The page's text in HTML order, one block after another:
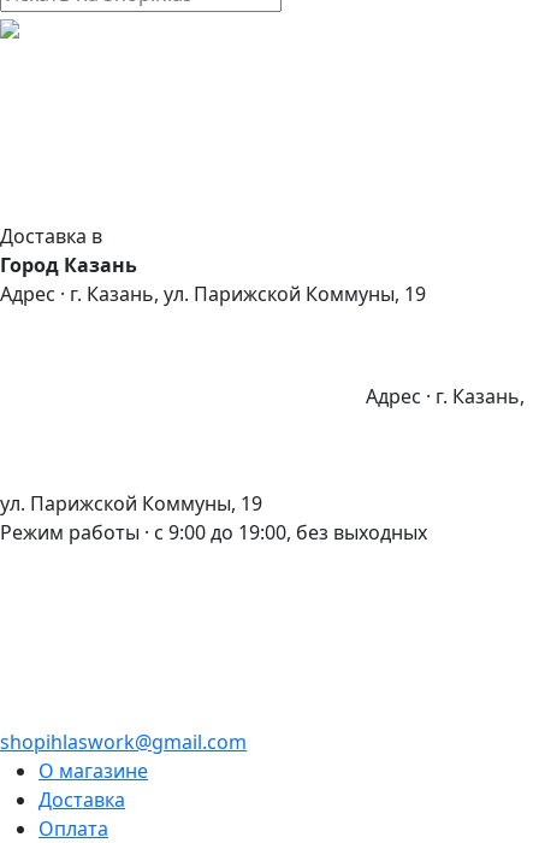
Доставка в
Город Казань
Адрес · г. Казань, ул. Парижской Коммуны, 19
Адрес · г. Казань,
ул. Парижской Коммуны, 19
Режим работы · с 9:00 до 19:00, без выходных
shopihlaswork@gmail.com
О магазине
Доставка
Оплата